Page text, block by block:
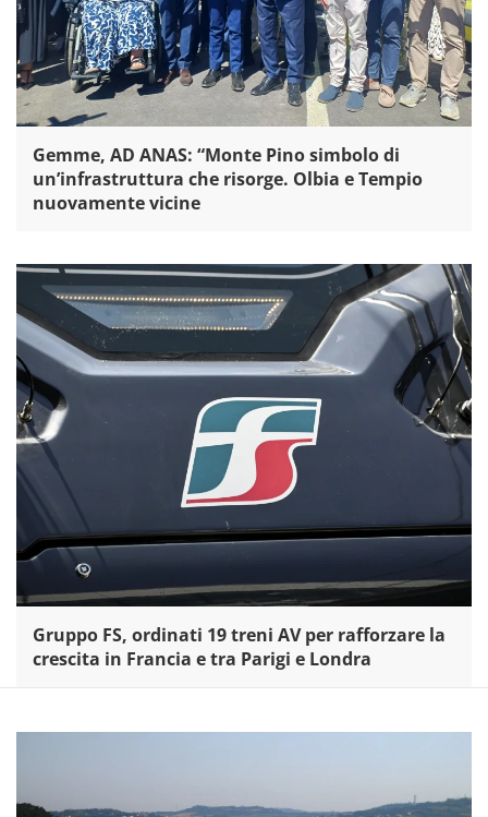
Gemme, AD ANAS: “Monte Pino simbolo di
un’infrastruttura che risorge. Olbia e Tempio
nuovamente vicine
Gruppo FS, ordinati 19 treni AV per rafforzare la
crescita in Francia e tra Parigi e Londra